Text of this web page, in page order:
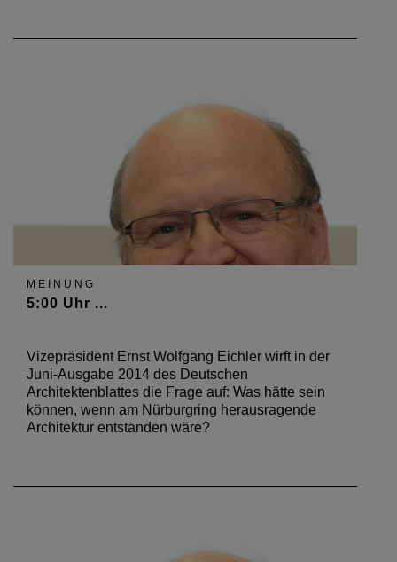
MEINUNG
5:00 Uhr ...
Vizepräsident Ernst Wolfgang Eichler wirft in der
Juni-Ausgabe 2014 des Deutschen
Architektenblattes die Frage auf: Was hätte sein
können, wenn am Nürburgring herausragende
Architektur entstanden wäre?